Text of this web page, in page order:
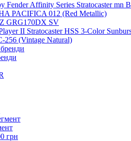
Fender Affinity Series Stratocaster mn
PACIFICA 012 (Red Metallic)
GRG170DX SV
II Stratocaster HSS 3-Color
256 (Vintage Natural)
грн